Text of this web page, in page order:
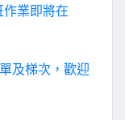
業即將在
及梯次，歡迎